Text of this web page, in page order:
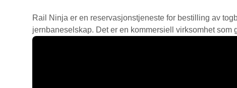
Rail Ninja er en reservasjons­tjeneste for bestilling av
jernbaneselskap. Det er en kommersiell virksomhet